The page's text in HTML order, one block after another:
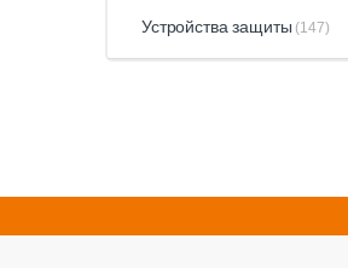
Устройства защиты (147)